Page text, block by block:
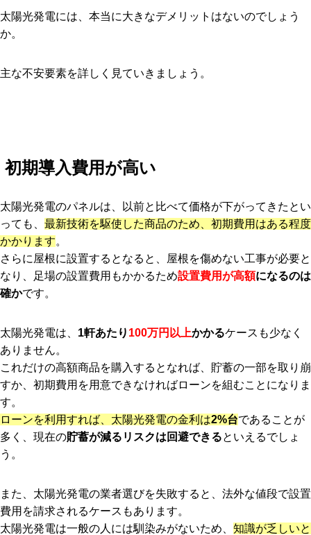
太陽光発電には、本当に大きなデメリットはないのでしょう
か。
主な不安要素を詳しく見ていきましょう。
初期導入費用が高い
太陽光発電のパネルは、以前と比べて価格が下がってきたとい
っても、 最新技術を駆使した商品のため、初期費用はある程度
かかります。
さらに屋根に設置するとなると、屋根を傷めない工事が必要と
なり、足場の設置費用もかかるため設置費用が高額になるのは
確かです。
太陽光発電は、 1軒あたり 100万円以上かかるケースも少なく
ありません。
これだけの高額商品を購入するとなれば、貯蓄の一部を取り崩
すか、初期費用を用意できなければローンを組むことになりま
す。
ローンを利用すれば、太陽光発電の金利は2%台であることが
多く、現在の貯蓄が減るリスクは回避できるといえるでしょ
う。
また、太陽光発電の業者選びを失敗すると、法外な値段で設置
費用を請求されるケースもあります。
太陽光発電は一般の人には馴染みがないため、 知識が乏しいと